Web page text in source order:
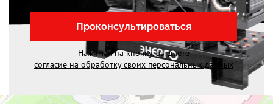
Проконсультироваться
Нажимая на кнопку, вы даете
согласие на обработку своих персональных данных